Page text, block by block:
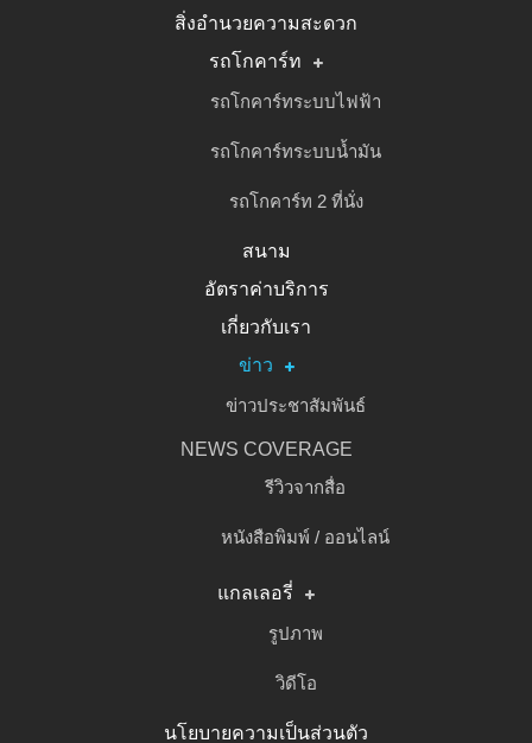
สิ่งอำนวยความสะดวก
รถโกคาร์ท
รถโกคาร์ทระบบไฟฟ้า
รถโกคาร์ทระบบน้ำมัน
รถโกคาร์ท 2 ที่นั่ง
สนาม
อัตราค่าบริการ
เกี่ยวกับเรา
ข่าว
ข่าวประชาสัมพันธ์
NEWS COVERAGE
รีวิวจากสื่อ
หนังสือพิมพ์ / ออนไลน์
แกลเลอรี่
รูปภาพ
วิดีโอ
นโยบายความเป็นส่วนตัว